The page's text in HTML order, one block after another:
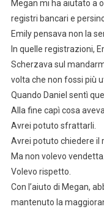
Megan mi ha aiutato a
registri bancari e
Emily pensava non la
In quelle registrazioni,
Scherzava sul
volta che non fossi più
Quando Daniel sentì
Alla fine capì cosa
Avrei potuto sfrattarli.
Avrei potuto chiedere il
Ma non volevo vendetta.
Volevo rispetto.
Con l’aiuto di Megan,
mantenuto la